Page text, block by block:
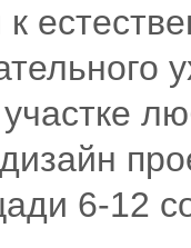
6-12